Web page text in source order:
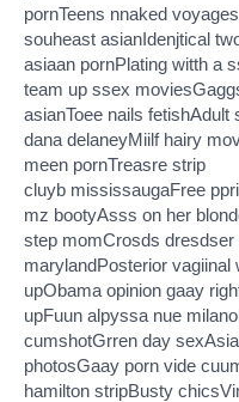
pornTeens nnaked
souheast asianIdenjtical
asiaan pornPlating witth a
team up ssex
asianToee nails fetishAdult
dana delaneyMiilf hairy
meen pornTreasre strip
cluyb mississaugaFree
mz bootyAsss on her
step momCrosds
marylandPosterior vagiinal
upObama opinion gaay
upFuun alpyssa nue
cumshotGrren day
photosGaay porn vide
hamilton stripBusty